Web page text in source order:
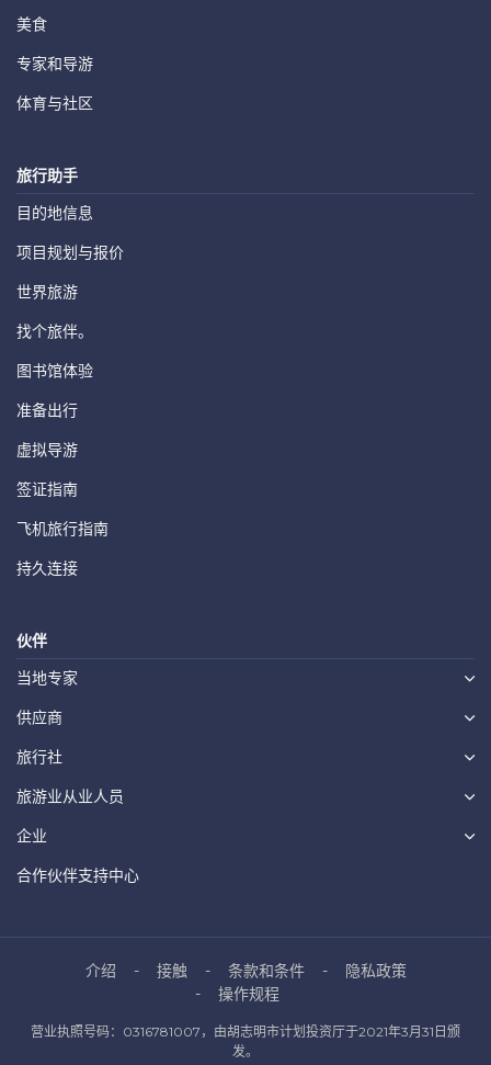
美食
专家和导游
体育与社区
旅行助手
目的地信息
项目规划与报价
世界旅游
找个旅伴。
图书馆体验
准备出行
虚拟导游
签证指南
飞机旅行指南
持久连接
伙伴
当地专家
供应商
旅行社
旅游业从业人员
企业
合作伙伴支持中心
介绍 接触 条款和条件
隐私政策
操作规程
营业执照号码：0316781007，由胡志明市计划投资厅于2021年3月31日颁
发。